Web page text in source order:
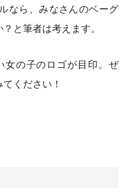
なら、みなさんのベーグ
と筆者は考えます。
女の子のロゴが目印。ぜ
ください！